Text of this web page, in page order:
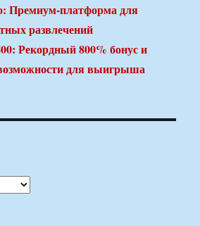
Премиум-платформа для
развлечений
Рекордный 800% бонус и
для выигрыша